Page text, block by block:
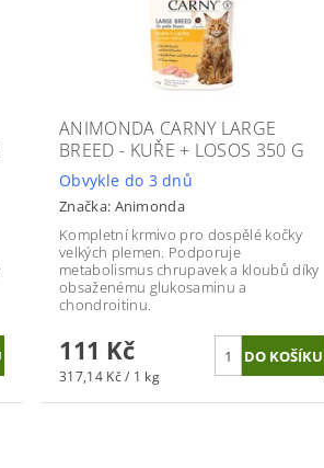
ANIMONDA CARNY LARGE
BREED - KUŘE + LOSOS 350 G
Obvykle do 3 dnů
Značka: Animonda
Kompletní krmivo pro dospělé kočky
velkých plemen. Podporuje
metabolismus chrupavek a kloubů díky
obsaženému glukosaminu a
chondroitinu.
111 Kč
317,14 Kč / 1 kg